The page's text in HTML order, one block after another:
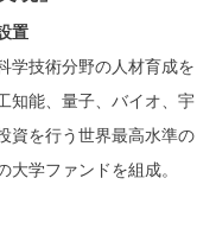
置
学技術分野の人材育成を
知能、量子、バイオ、宇
資を行う世界最高水準の
学ファンドを組成。